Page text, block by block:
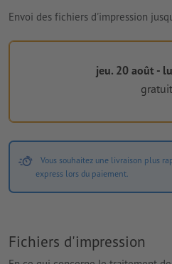
Envoi des fichiers d'impression
jeu. 20 août -
Vous souhaitez une livraison plus
express lors du paiement.
Fichiers d'impression